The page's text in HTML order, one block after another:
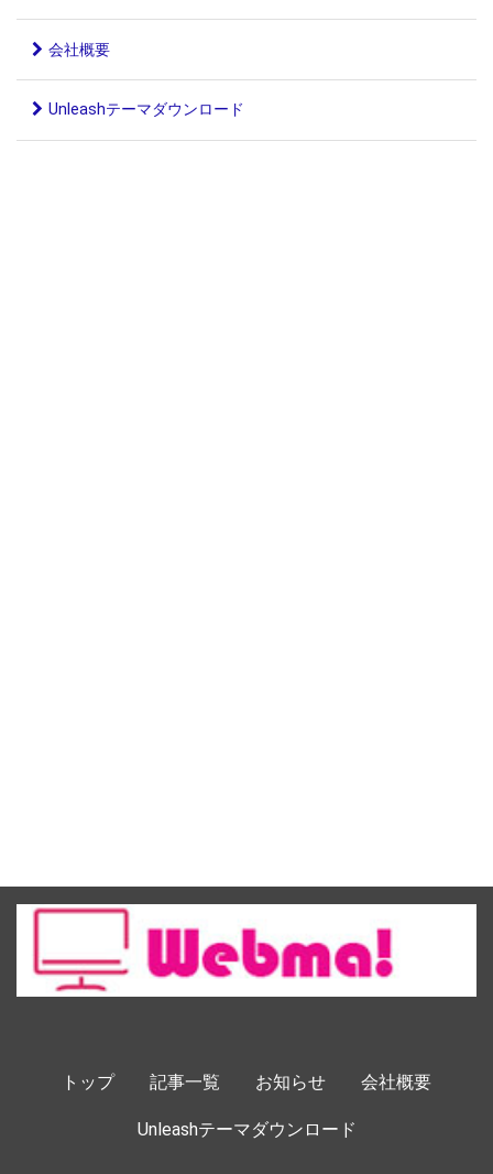
会社概要
Unleashテーマダウンロード
トップ 記事一覧 お知らせ 会社概要
Unleashテーマダウンロード